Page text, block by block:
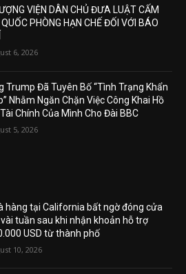
VIỆN DÂN CHỦ ĐƯA LUẬT CẤM
QUỐC PHÒNG HẠN CHẾ ĐỐI VỚI BÁO
6, 2026
Trump Đã Tuyên Bố “Tình Trạng Khẩn
Nhằm Ngăn Chặn Việc Công Khai Hồ
Chính Của Mình Cho Đài BBC
5, 2026
hàng tại California bất ngờ đóng cửa
tuần sau khi nhận khoản hỗ trợ
USD từ thành phố
10, 2026